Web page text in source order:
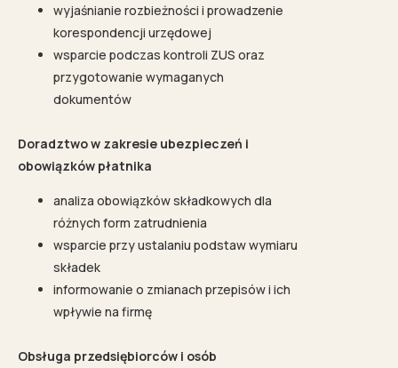
wyjaśnianie rozbieżności i prowadzenie
korespondencji urzędowej
wsparcie podczas kontroli ZUS oraz
przygotowanie wymaganych
dokumentów
Doradztwo w zakresie ubezpieczeń i
obowiązków płatnika
analiza obowiązków składkowych dla
różnych form zatrudnienia
wsparcie przy ustalaniu podstaw wymiaru
składek
informowanie o zmianach przepisów i ich
wpływie na firmę
Obsługa przedsiębiorców i osób